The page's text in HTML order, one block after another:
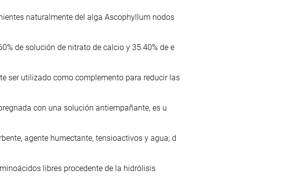
naturalmente del alga Ascophyllum nodos
de solución de nitrato de calcio y 35.40% de e
ser utilizado como complemento para reducir las
con una solución antiempañante, es u
agente humectante, tensioactivos y agua; d
libres procedente de la hidrólisis